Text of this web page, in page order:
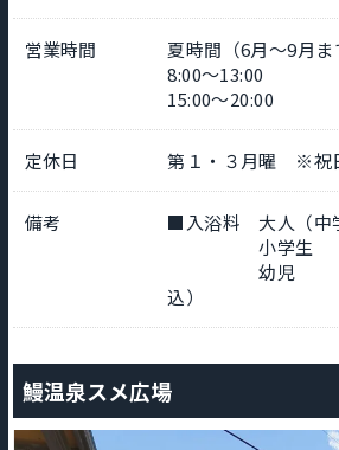
営業時間
夏時間（6月～9月ま
8:00～13:00
15:00～20:00
定休日 第１・３月曜 ※祝
備考
■入浴料 大人（中
小学生
幼児
込）
鰻温泉スメ広場